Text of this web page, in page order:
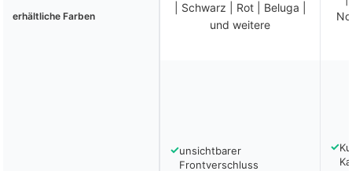
erhältliche Farben
| Schwarz | Rot | Beluga |
und weitere
✓unsichtbarer
Frontverschluss
✓